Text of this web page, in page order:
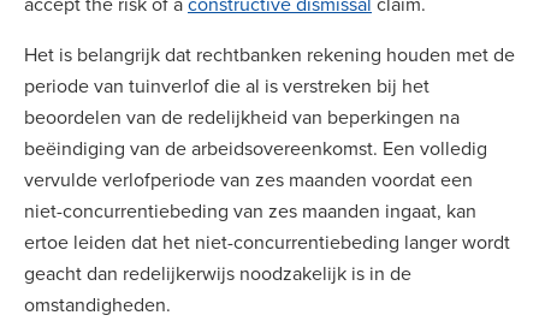
Het is belangrijk dat rechtbanken rekening houden met de
periode van tuinverlof die al is verstreken bij het
beoordelen van de redelijkheid van beperkingen na
beëindiging van de arbeidsovereenkomst. Een volledig
vervulde verlofperiode van zes maanden voordat een
niet-concurrentiebeding van zes maanden ingaat, kan
ertoe leiden dat het niet-concurrentiebeding langer wordt
geacht dan redelijkerwijs noodzakelijk is in de
omstandigheden.